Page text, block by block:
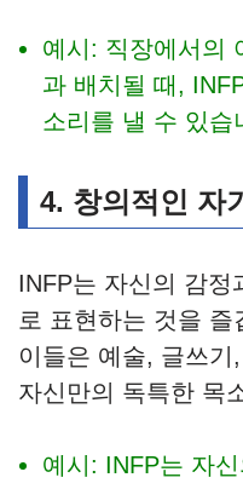
예시: 직장에서의
과 배치될 때,
소리를 낼 수 있습
4. 창의적인 자
INFP는 자신의 감정
로 표현하는 것을 즐
이들은 예술, 글쓰기
자신만의 독특한 목
예시: INFP는 자